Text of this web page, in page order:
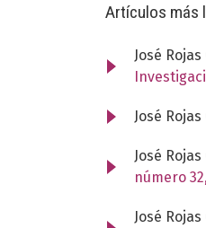
Artículos más
José
José
José
número
José